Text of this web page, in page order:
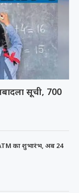
सूची, 700
ATM का शुभारंभ, अब 24